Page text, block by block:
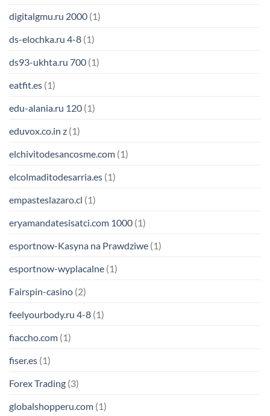
digitalgmu.ru 2000 (1)
ds-elochka.ru 4-8 (1)
ds93-ukhta.ru 700 (1)
eatfit.es (1)
edu-alania.ru 120 (1)
eduvox.co.in z (1)
elchivitodesancosme.com (1)
elcolmaditodesarria.es (1)
empasteslazaro.cl (1)
eryamandatesisatci.com 1000 (1)
esportnow-Kasyna na Prawdziwe (1)
esportnow-wyplacalne (1)
Fairspin-casino (2)
feelyourbody.ru 4-8 (1)
fiaccho.com (1)
fiser.es (1)
Forex Trading (3)
globalshopperu.com (1)